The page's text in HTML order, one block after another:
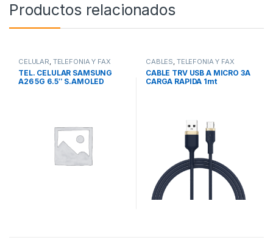
Productos relacionados
CELULAR, TELEFONIA Y FAX
TEL. CELULAR SAMSUNG
A26 5G 6.5″ S.AMOLED
CABLES, TELEFONIA Y FAX
CABLE TRV USB A MICRO 3A
CARGA RAPIDA 1mt